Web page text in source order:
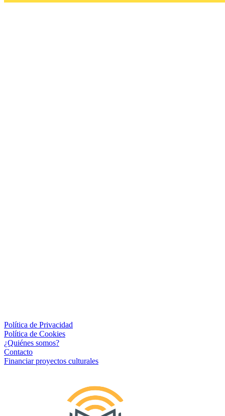
Política de Privacidad
Política de Cookies
¿Quiénes somos?
Contacto
Financiar proyectos culturales